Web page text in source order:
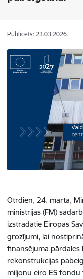
Publicēts: 23.03.2026.
Otrdien, 24. martā,
ministrijas (FM)
izstrādātie Eiropas
grozījumi, lai
finansējuma pārdales
rekonstrukcijas
miljonu eiro ES